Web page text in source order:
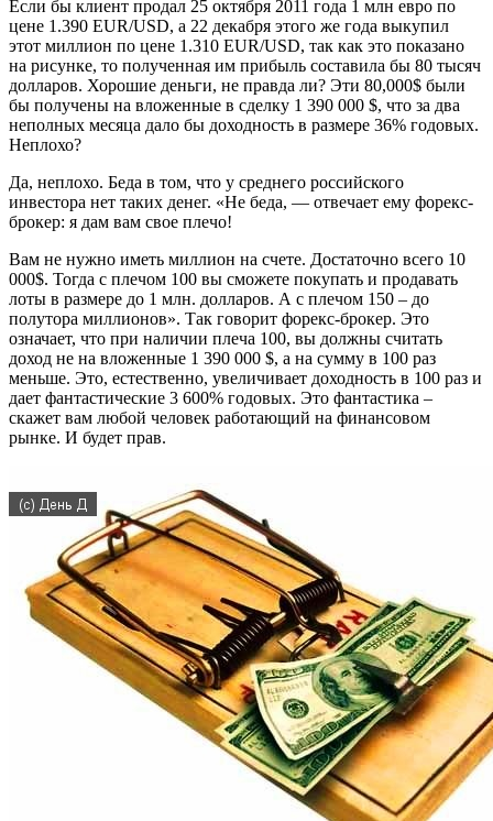
Если бы клиент продал 25 октября 2011 года 1 млн евро по
цене 1.390 EUR/USD, а 22 декабря этого же года выкупил
этот миллион по цене 1.310 EUR/USD, так как это показано
на рисунке, то полученная им прибыль составила бы 80 тысяч
долларов. Хорошие деньги, не правда ли? Эти 80,000$ были
бы получены на вложенные в сделку 1 390 000 $, что за два
неполных месяца дало бы доходность в размере 36% годовых.
Неплохо?
Да, неплохо. Беда в том, что у среднего российского
инвестора нет таких денег. «Не беда, — отвечает ему форекс-
брокер: я дам вам свое плечо!
Вам не нужно иметь миллион на счете. Достаточно всего 10
000$. Тогда с плечом 100 вы сможете покупать и продавать
лоты в размере до 1 млн. долларов. А с плечом 150 – до
полутора миллионов». Так говорит форекс-брокер. Это
означает, что при наличии плеча 100, вы должны считать
доход не на вложенные 1 390 000 $, а на сумму в 100 раз
меньше. Это, естественно, увеличивает доходность в 100 раз и
дает фантастические 3 600% годовых. Это фантастика –
скажет вам любой человек работающий на финансовом
рынке. И будет прав.